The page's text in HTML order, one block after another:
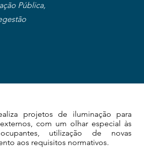
Pública,
projetos de iluminação para
com um olhar especial às
utilização de novas
aos requisitos normativos.